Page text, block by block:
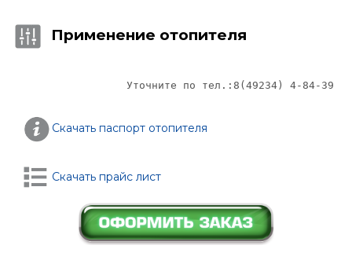
Применение отопителя
Уточните по тел.:8(49234) 4-84-39
Скачать паспорт отопителя
Скачать прайс лист